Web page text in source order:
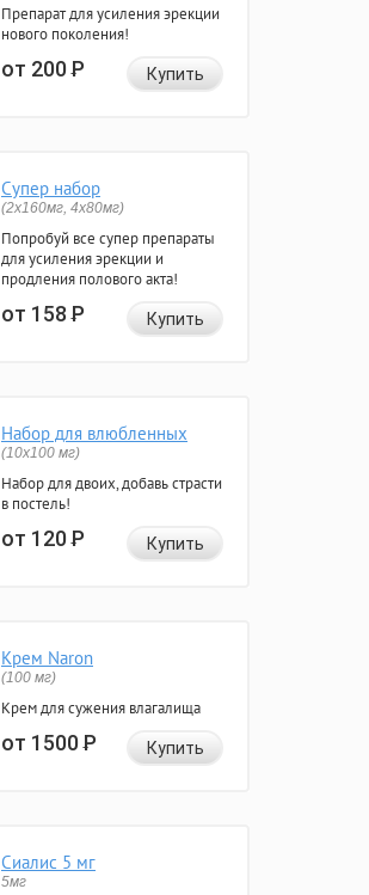
Препарат для усиления эрекции
нового поколения!
от 200Р Купить
Супер набор
(2х160мг, 4х80мг)
Попробуй все супер препараты
для усиления эрекции и
продления полового акта!
от 158Р Купить
Набор для влюбленных
(10х100 мг)
Набор для двоих, добавь страсти
в постель!
от 120Р Купить
Крем Naron
(100 мг)
Крем для сужения влагалища
от 1500Р Купить
Сиалис 5 мг
5мг